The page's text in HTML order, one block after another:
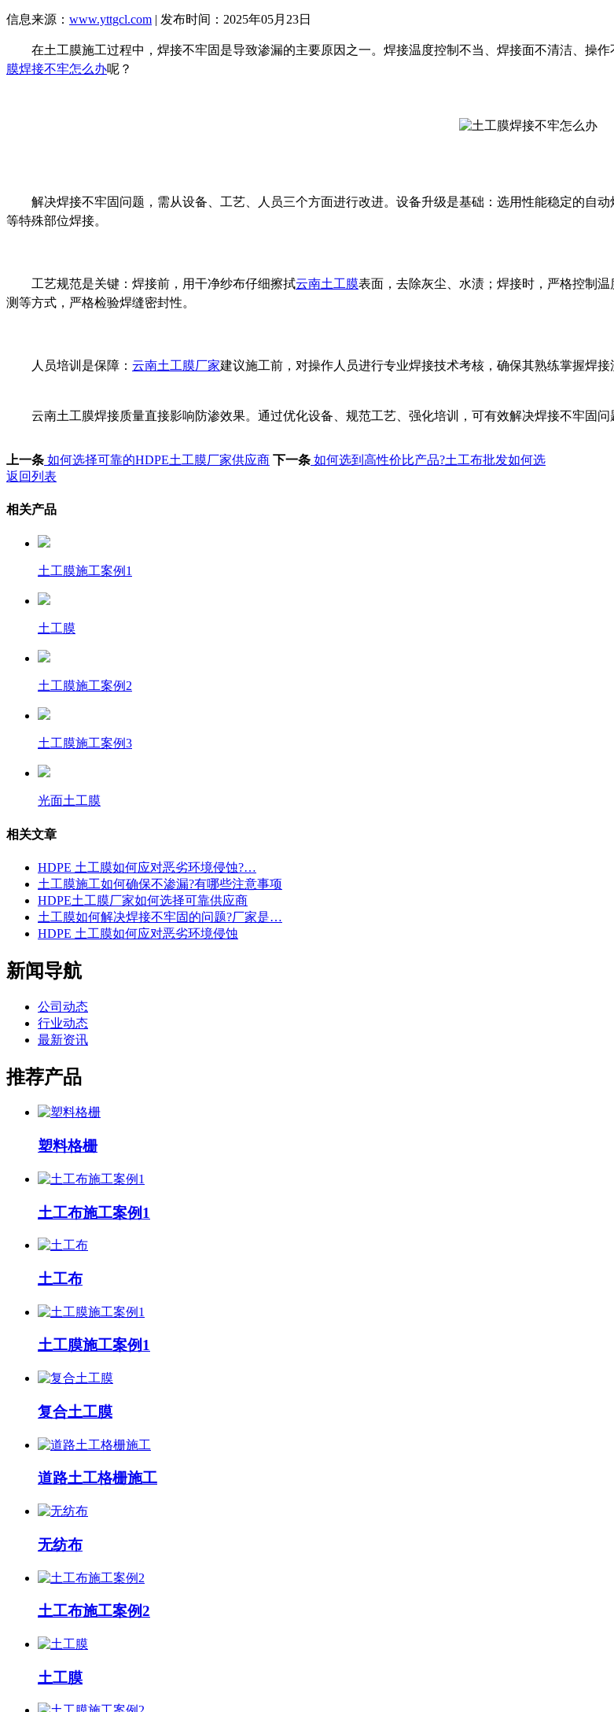
信息来源： www.yttgcl.com | 发布时间：2025年05月23日
在土工膜施工过程中，焊接不牢固是导致渗漏的主要原因之一。焊接温度控制不当、焊接面不清洁、操
膜焊接不牢怎么办呢？
解决焊接不牢固问题，需从设备、工艺、人员三个方面进行改进。设备升级是基础：选用性能稳定的自
等特殊部位焊接。
工艺规范是关键：焊接前，用干净纱布仔细擦拭云南土工膜表面，去除灰尘、水渍；焊接时，严格控制
测等方式，严格检验焊缝密封性。
人员培训是保障： 云南土工膜厂家建议施工前，对操作人员进行专业焊接技术考核，确保其熟练掌握焊接
云南土工膜焊接质量直接影响防渗效果。通过优化设备、规范工艺、强化培训，可有效解决焊接不牢固
上一条 如何选择可靠的HDPE土工膜厂家供应商 下一条 如何选到高性价比产品?土工布批发如何选
返回列表
相关产品
土工膜施工案例1
土工膜
土工膜施工案例2
土工膜施工案例3
光面土工膜
相关文章
HDPE 土工膜如何应对恶劣环境侵蚀?…
土工膜施工如何确保不渗漏?有哪些注意事项
HDPE土工膜厂家如何选择可靠供应商
土工膜如何解决焊接不牢固的问题?厂家是…
HDPE 土工膜如何应对恶劣环境侵蚀
新闻导航
公司动态
行业动态
最新资讯
推荐产品
塑料格栅
土工布施工案例1
土工布
土工膜施工案例1
复合土工膜
道路土工格栅施工
无纺布
土工布施工案例2
土工膜